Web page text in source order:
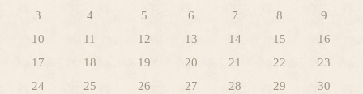
3
4 5 6 7 8
9
10
11 12 13 14 15
16
17
18 19 20 21 22
23
24
25 26 27 28 29
30